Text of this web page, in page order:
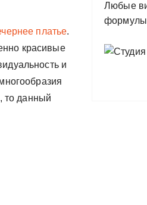
платье.
красивые
и
то данный
Любые
формулы